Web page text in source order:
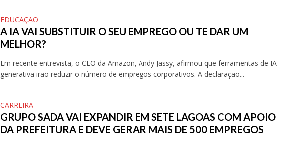
EDUCAÇÃO
A IA VAI SUBSTITUIR O SEU EMPREGO OU TE DAR UM
MELHOR?
Em recente entrevista, o CEO da Amazon, Andy Jassy, afirmou que ferramentas de IA
generativa irão reduzir o número de empregos corporativos. A declaração...
CARREIRA
GRUPO SADA VAI EXPANDIR EM SETE LAGOAS COM APOIO
DA PREFEITURA E DEVE GERAR MAIS DE 500 EMPREGOS